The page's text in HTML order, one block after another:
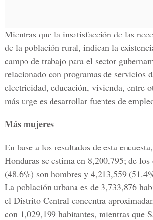
Mientras que la insatisfacción de las
de la población rural, indican la
campo de trabajo para el sector
relacionado con programas de servicios
electricidad, educación, vivienda, entre
más urge es desarrollar fuentes de
Más mujeres
En base a los resultados de esta
Honduras se estima en 8,200,795; de
(48.6%) son hombres y 4,213,559
La población urbana es de 3,733,876
el Distrito Central concentra
con 1,029,199 habitantes, mientras que